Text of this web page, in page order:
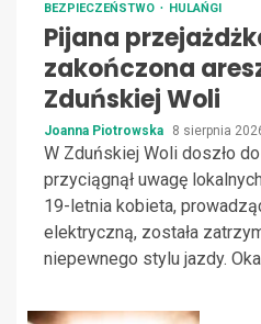
BEZPIECZEŃSTWO HULAŃGI
Pijana
zakończona
Zduńskiej Woli
Joanna Piotrowska 8 sierpnia
W Zduńskiej Woli doszło
przyciągnął uwagę
19-letnia kobieta,
elektryczną, została
niepewnego stylu jazdy.